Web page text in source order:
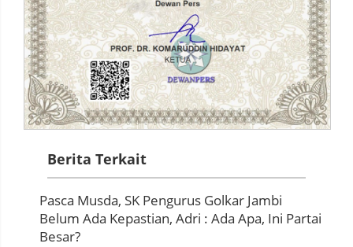
Berita Terkait
Pasca Musda, SK Pengurus Golkar Jambi
Belum Ada Kepastian, Adri : Ada Apa, Ini Partai
Besar?